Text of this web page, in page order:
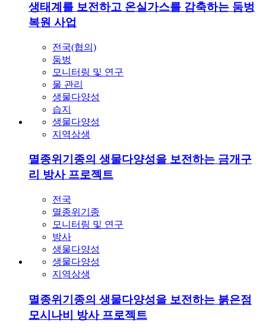
생태계를 보전하고 온실가스를 감축하는 둠벙
복원 사업
전국(협의)
둠벙
모니터링 및 연구
물 관리
생물다양성
습지
생물다양성
지역상생
멸종위기종의 생물다양성을 보전하는 금개구
리 방사 프로젝트
전국
멸종위기종
모니터링 및 연구
방사
생물다양성
생물다양성
지역상생
멸종위기종의 생물다양성을 보전하는 붉은점
모시나비 방사 프로젝트